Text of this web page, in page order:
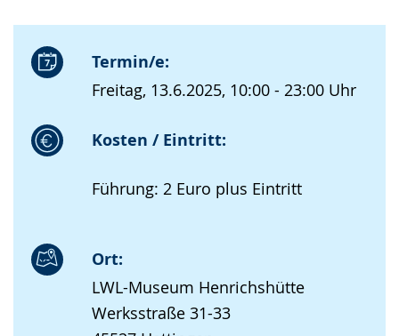
Termin/e:
Freitag, 13.6.2025, 10:00 - 23:00 Uhr
Kosten / Eintritt:
Führung: 2 Euro plus Eintritt
Ort:
LWL-Museum Henrichshütte
Werksstraße 31-33